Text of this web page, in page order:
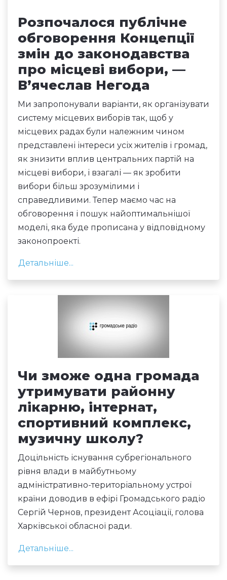
Розпочалося публічне
обговорення Концепції
змін до законодавства
про місцеві вибори, —
В’ячеслав Негода
Ми запропонували варіанти, як організувати
систему місцевих виборів так, щоб у
місцевих радах були належним чином
представлені інтереси усіх жителів і громад,
як знизити вплив центральних партій на
місцеві вибори, і взагалі — як зробити
вибори більш зрозумілими і
справедливими. Тепер маємо час на
обговорення і пошук найоптимальнішої
моделі, яка буде прописана у відповідному
законопроекті.
Детальніше...
Чи зможе одна громада
утримувати районну
лікарню, інтернат,
спортивний комплекс,
музичну школу?
Доцільність існування субрегіонального
рівня влади в майбутньому
адміністративно-територіальному устрої
країни доводив в ефірі Громадського радіо
Сергій Чернов, президент Асоціації, голова
Харківської обласної ради.
Детальніше...